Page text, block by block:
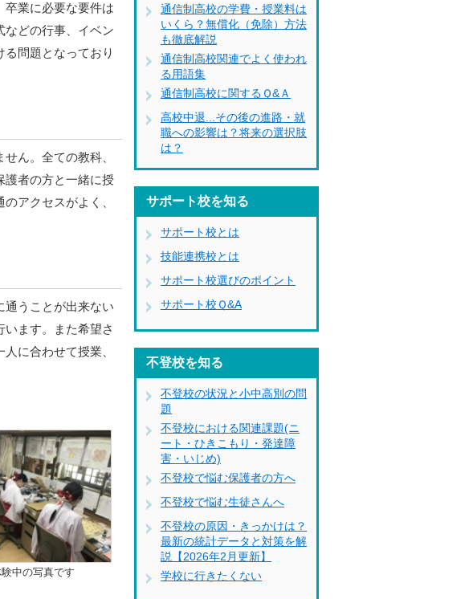
卒業に必要な要件は
などの行事、イベン
問題となっており
ん。全ての教科、
護者の方と一緒に授
アクセスがよく、
通うことが出来ない
ます。また希望さ
に合わせて授業、
中の写真です
通信制高校の学費・授業料は
いくら？無償化（免除）方法
も徹底解説
通信制高校関連でよく使われ
る用語集
通信制高校に関するＱ&Ａ
高校中退...その後の進路・就
職への影響は？将来の選択肢
は？
サポート校を知る
サポート校とは
技能連携校とは
サポート校選びのポイント
サポート校Ｑ&A
不登校を知る
不登校の状況と小中高別の問
題
不登校における関連課題(ニ
ート・ひきこもり・発達障
害・いじめ)
不登校で悩む保護者の方へ
不登校で悩む生徒さんへ
不登校の原因・きっかけは？
最新の統計データと対策を解
説【2026年2月更新】
学校に行きたくない